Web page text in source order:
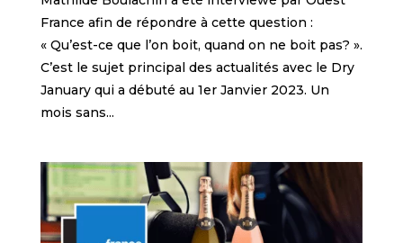
France afin de répondre à cette question :
« Qu’est-ce que l’on boit, quand on ne boit pas? ».
C’est le sujet principal des actualités avec le Dry
January qui a débuté au 1er Janvier 2023. Un
mois sans...